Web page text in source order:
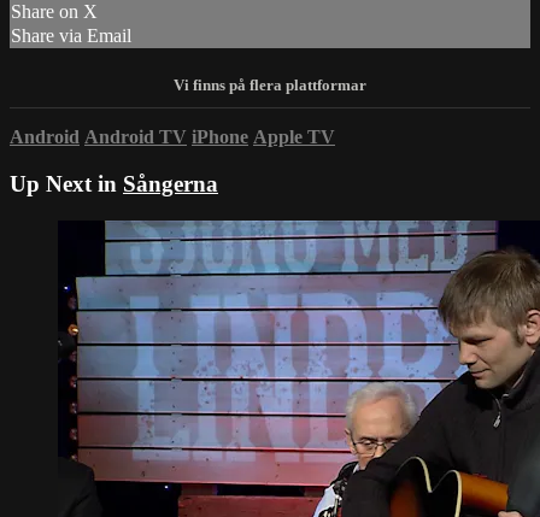
Share on X
Share via Email
Android Android TV iPhone Apple TV
Up Next in Sångerna